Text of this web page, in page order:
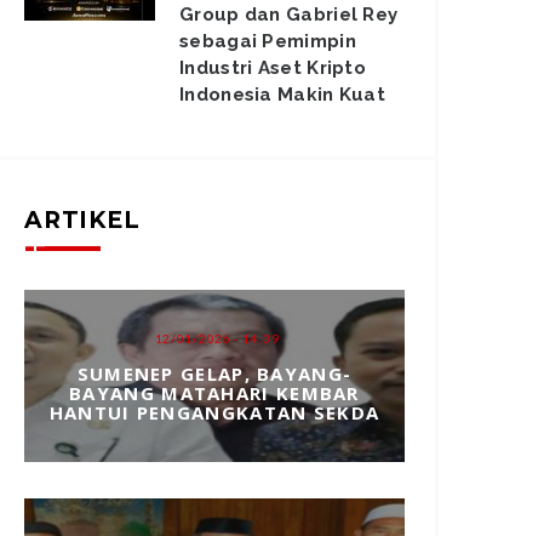
Group dan Gabriel Rey
sebagai Pemimpin
Industri Aset Kripto
Indonesia Makin Kuat
ARTIKEL
12/01/2026 - 14:39
SUMENEP GELAP, BAYANG-
BAYANG MATAHARI KEMBAR
HANTUI PENGANGKATAN SEKDA